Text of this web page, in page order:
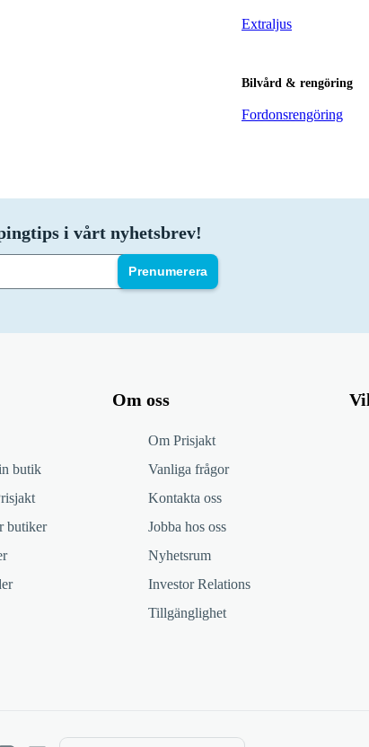
Extraljus
Bilvård & rengöring
Fordonsrengöring
i vårt nyhetsbrev!
Prenumerera
butik
butiker
Om oss
Om Prisjakt
Vanliga frågor
Kontakta oss
Jobba hos oss
Nyhetsrum
Investor Relations
Tillgänglighet